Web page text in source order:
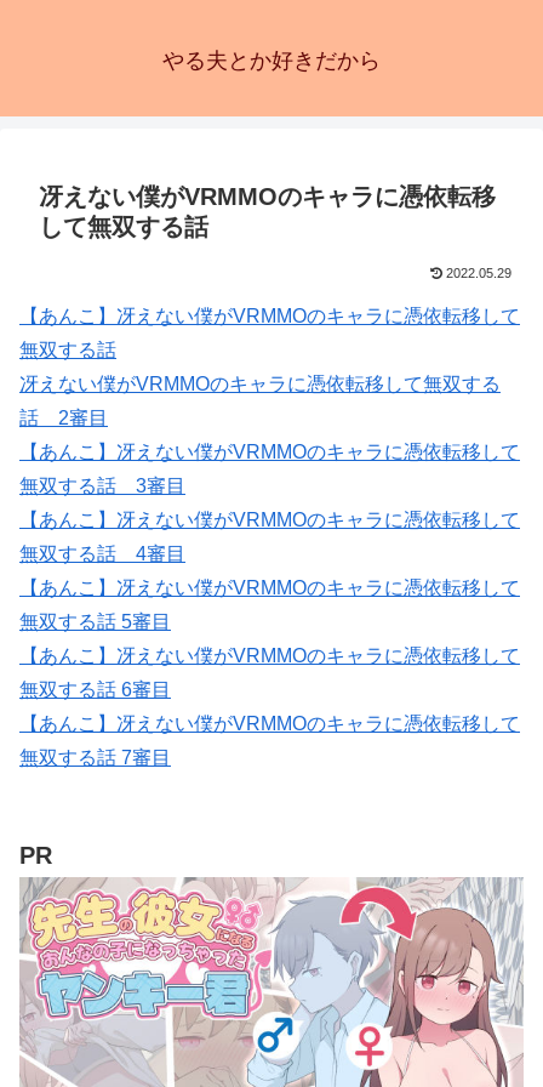
やる夫とか好きだから
冴えない僕がVRMMOのキャラに憑依転移
して無双する話
2022.05.29
【あんこ】冴えない僕がVRMMOのキャラに憑依転移して
無双する話
冴えない僕がVRMMOのキャラに憑依転移して無双する
話 2審目
【あんこ】冴えない僕がVRMMOのキャラに憑依転移して
無双する話 3審目
【あんこ】冴えない僕がVRMMOのキャラに憑依転移して
無双する話 4審目
【あんこ】冴えない僕がVRMMOのキャラに憑依転移して
無双する話 5審目
【あんこ】冴えない僕がVRMMOのキャラに憑依転移して
無双する話 6審目
【あんこ】冴えない僕がVRMMOのキャラに憑依転移して
無双する話 7審目
PR